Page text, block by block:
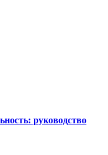
руководство